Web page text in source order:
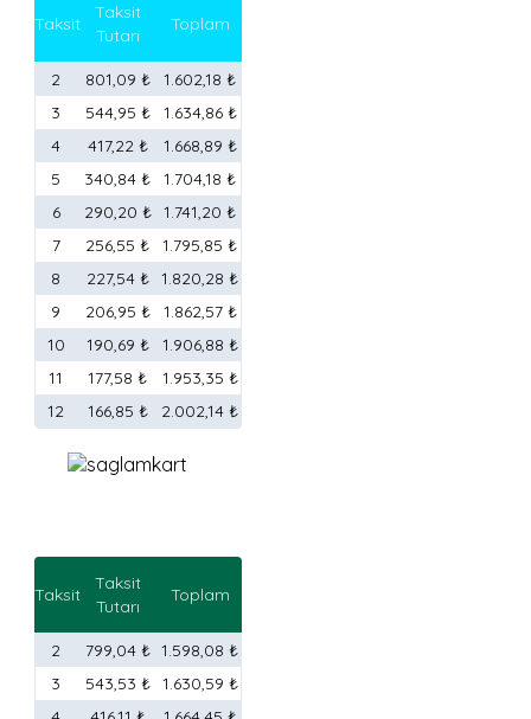
Taksit
Taksit
Tutarı
Toplam
2 801,09 ₺
1.602,18 ₺
3
544,95 ₺
1.634,86 ₺
4
417,22 ₺
1.668,89 ₺
5
340,84 ₺
1.704,18 ₺
6
290,20 ₺ 1.741,20 ₺
7
256,55 ₺
1.795,85 ₺
8
227,54 ₺ 1.820,28 ₺
9
206,95 ₺
1.862,57 ₺
10
190,69 ₺
1.906,88 ₺
11
177,58 ₺
1.953,35 ₺
12
166,85 ₺ 2.002,14 ₺
Taksit
Taksit
Tutarı
Toplam
2 799,04 ₺ 1.598,08 ₺
3
543,53 ₺ 1.630,59 ₺